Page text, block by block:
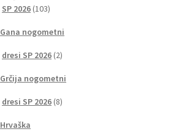
SP 2026 103103
Gana nogometni
dresi SP 2026 22
Grčija nogometni
dresi SP 2026 88
Hrvaška